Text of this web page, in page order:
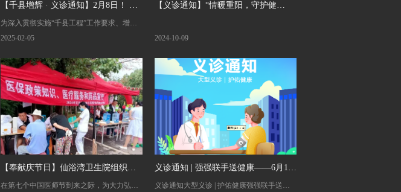
【千县增辉 · 义诊通知】2月8日！ 辽
宁省县域肿瘤防治中心规范化巡讲义
为深入贯彻实施“千县工程”工作要求、增强
县域医院肿瘤防治能力以及提升专科诊疗服
心、辽宁省肿瘤医院主办的“千县工程”辽宁
省县域肿瘤防治中心规范化巡讲义诊活动将
走进我院。2月8日上午，我院与辽宁省肿瘤
医院联合举办义诊活动——8位国内知名肿瘤
专家教授共同为我市患者免费进行肿瘤相关
诊疗咨询和权威解答，让广大患者足不出县
就能享受到省级专家的优质医疗服务。
2025-02-05
【义诊通知】“情暖重阳，守护健
2024-10-09
【奉献庆节日】仙浴湾卫生院组织医
疗队为村民义诊
在第七个中国医师节到来之际，为大力弘扬
义诊通知 | 强强联手送健康——6月14
日，大连医科大学统一战线医疗专家
义诊通知大型义诊 | 护佑健康强强联手送健